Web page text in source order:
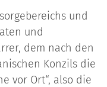
und
und
dem nach den
Konzils die
vor Ort“, also die